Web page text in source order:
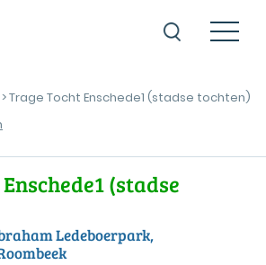
> Trage Tocht Enschede1 (stadse tochten)
(stadse
Ledeboerpark,